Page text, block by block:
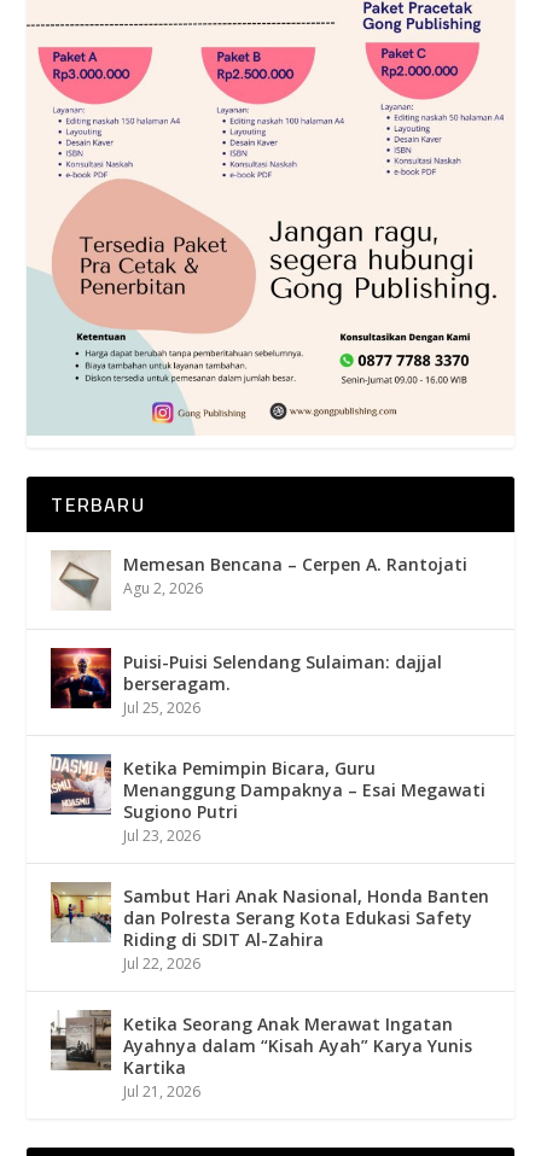
TERBARU
Memesan Bencana – Cerpen A. Rantojati
Agu 2, 2026
Puisi-Puisi Selendang Sulaiman: dajjal
berseragam.
Jul 25, 2026
Ketika Pemimpin Bicara, Guru
Menanggung Dampaknya – Esai Megawati
Sugiono Putri
Jul 23, 2026
Sambut Hari Anak Nasional, Honda Banten
dan Polresta Serang Kota Edukasi Safety
Riding di SDIT Al-Zahira
Jul 22, 2026
Ketika Seorang Anak Merawat Ingatan
Ayahnya dalam “Kisah Ayah” Karya Yunis
Kartika
Jul 21, 2026